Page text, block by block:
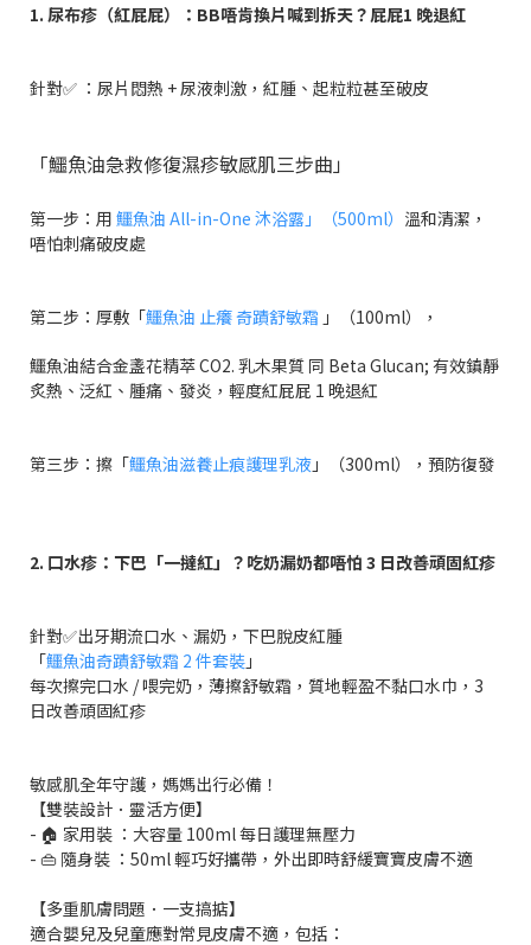
1. 尿布疹（紅屁屁）：BB唔肯換片喊到拆天？屁屁1 晚退紅
針對✅ ：尿片悶熱 + 尿液刺激，紅腫、起粒粒甚至破皮
「鱷魚油急救修復濕疹敏感肌三步曲」
第一步：用 鱷魚油 All-in-One 沐浴露」（500ml） 溫和清潔，
唔怕刺痛破皮處
第二步：厚敷「鱷魚油 止癢 奇蹟舒敏霜 」（100ml），
鱷魚油結合金盞花精萃 CO2. 乳木果質 同 Beta Glucan; 有效鎮靜
炙熱、泛紅、腫痛、發炎， 輕度紅屁屁 1 晚退紅
第三步：擦「鱷魚油滋養止痕護理乳液 」（300ml），預防復發
2. 口水疹：下巴「一撻紅」？吃奶漏奶都唔怕 3 日改善頑固紅疹
針對✅出牙期流口水、漏奶，下巴脫皮紅腫
「鱷魚油奇蹟舒敏霜 2 件套裝 」
每次擦完口水 / 喂完奶，薄擦舒敏霜，質地輕盈不黏口水巾，3
日改善頑固紅疹
敏感肌全年守護，媽媽出行必備！
【雙裝設計．靈活方便】
- 🏠 家用裝 ：大容量 100ml 每日護理無壓力
- 👜 隨身裝 ：50ml 輕巧好攜帶，外出即時舒緩寶寶皮膚不適
【多重肌膚問題．一支搞掂】
適合嬰兒及兒童應對常見皮膚不適，包括：